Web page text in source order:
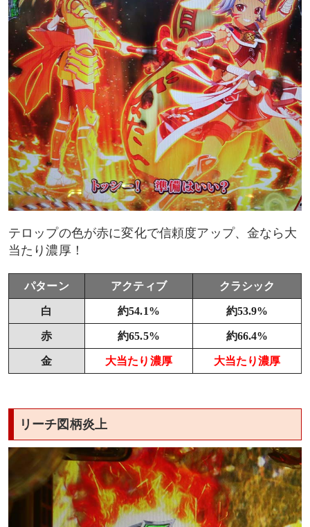
テロップの色が赤に変化で信頼度アップ、金なら大
当たり濃厚！
パターン アクティブ クラシック
白 約54.1% 約53.9%
赤 約65.5% 約66.4%
金 大当たり濃厚 大当たり濃厚
リーチ図柄炎上